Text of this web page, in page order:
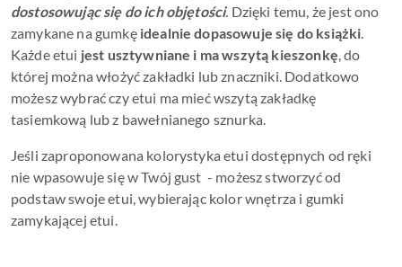
dostosowując się do ichobjętości. Dzięki temu, że jest ono
zamykane na gumkę idealnie dopasowuje się do książki.
Każde etui jest usztywniane i ma wszytą kieszonkę, do
której można włożyć zakładki lub znaczniki. Dodatkowo
możesz wybrać czy etui ma mieć wszytą zakładkę
tasiemkową lub z bawełnianego sznurka.
Jeśli zaproponowana kolorystyka etui dostępnych od ręki
nie wpasowuje się w Twój gust - możesz stworzyć od
podstaw swoje etui, wybierając kolor wnętrza i gumki
zamykającej etui.